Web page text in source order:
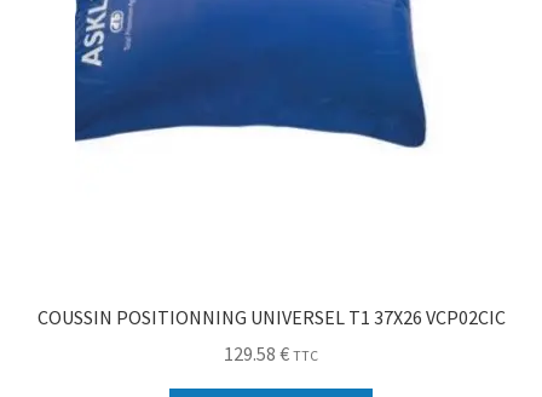
COUSSIN POSITIONNING UNIVERSEL T1 37X26 VCP02CIC
129.58 € TTC